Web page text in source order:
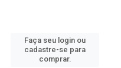
Faça seu login ou
cadastre-se para
comprar.